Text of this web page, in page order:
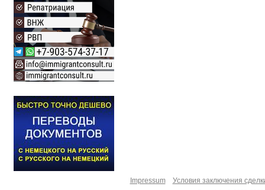
Impressum Условия заключения